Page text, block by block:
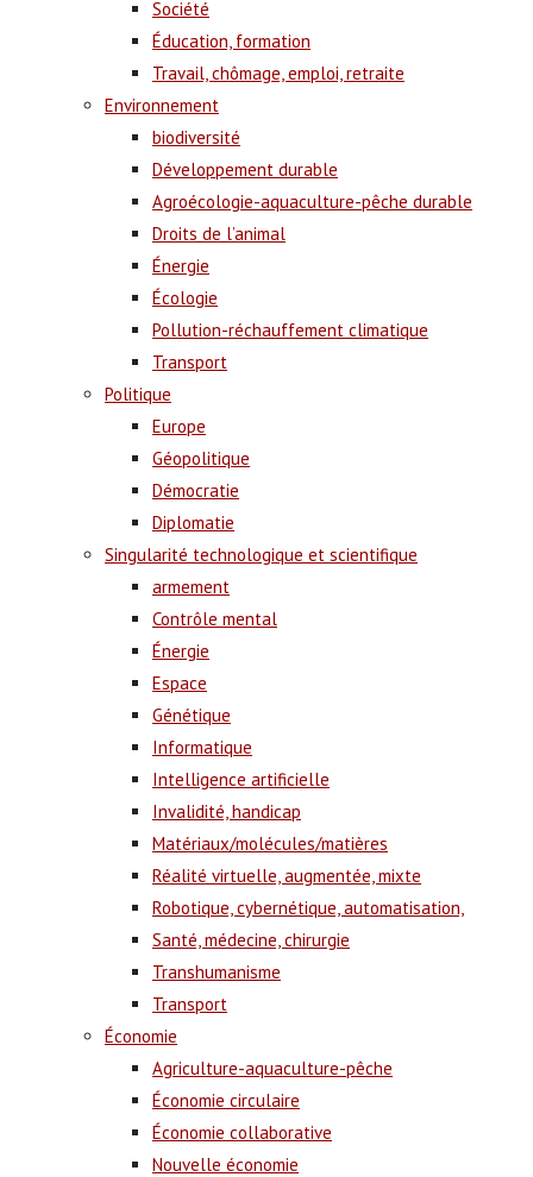
Société
Éducation, formation
Travail, chômage, emploi, retraite
Environnement
biodiversité
Développement durable
Agroécologie-aquaculture-pêche durable
Droits de l’animal
Énergie
Écologie
Pollution-réchauffement climatique
Transport
Politique
Europe
Géopolitique
Démocratie
Diplomatie
Singularité technologique et scientifique
armement
Contrôle mental
Énergie
Espace
Génétique
Informatique
Intelligence artificielle
Invalidité, handicap
Matériaux/molécules/matières
Réalité virtuelle, augmentée, mixte
Robotique, cybernétique, automatisation,
Santé, médecine, chirurgie
Transhumanisme
Transport
Économie
Agriculture-aquaculture-pêche
Économie circulaire
Économie collaborative
Nouvelle économie